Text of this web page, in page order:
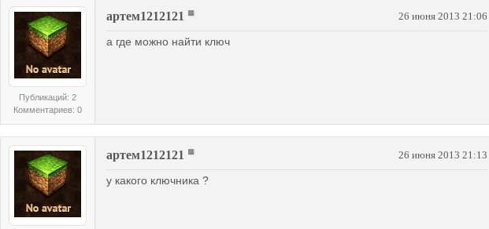
Публикаций: 2
Комментариев: 0
артем1212121 26 июня 2013 21:06
а где можно найти ключ
артем1212121 26 июня 2013 21:13
у какого ключника ?